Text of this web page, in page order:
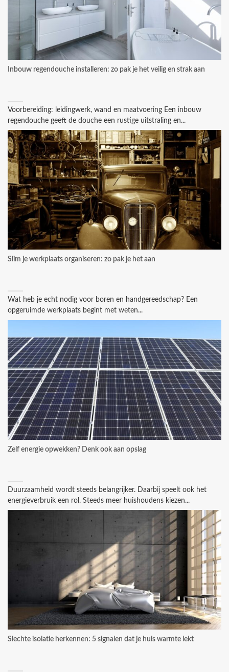
Inbouw regendouche installeren: zo pak je het veilig en strak aan
Voorbereiding: leidingwerk, wand en maatvoering Een inbouw
regendouche geeft de douche een rustige uitstraling en...
Slim je werkplaats organiseren: zo pak je het aan
Wat heb je echt nodig voor boren en handgereedschap? Een
opgeruimde werkplaats begint met weten...
Zelf energie opwekken? Denk ook aan opslag
Duurzaamheid wordt steeds belangrijker. Daarbij speelt ook het
energieverbruik een rol. Steeds meer huishoudens kiezen...
Slechte isolatie herkennen: 5 signalen dat je huis warmte lekt